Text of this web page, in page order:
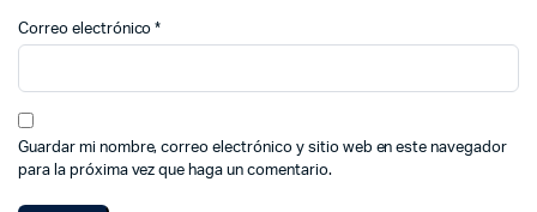
Correo electrónico*
Guardar mi nombre, correo electrónico y sitio web en este navegador
para la próxima vez que haga un comentario.